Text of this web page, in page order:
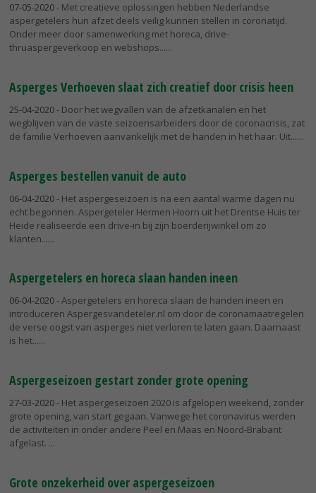
07-05-2020- Met creatieve oplossingen hebben Nederlandse
aspergetelers hun afzet deels veilig kunnen stellen in coronatijd.
Onder meer door samenwerking met horeca, drive-
thruaspergeverkoop en webshops...
Asperges Verhoeven slaat zich creatief door crisis heen
25-04-2020- Door het wegvallen van de afzetkanalen en het
wegblijven van de vaste seizoensarbeiders door de coronacrisis, zat
de familie Verhoeven aanvankelijk met de handen in het haar. Uit...
Asperges bestellen vanuit de auto
06-04-2020- Het aspergeseizoen is na een aantal warme dagen nu
echt begonnen. Aspergeteler Hermen Hoorn uit het Drentse Huis ter
Heide realiseerde een drive-in bij zijn boerderijwinkel om zo
klanten...
Aspergetelers en horeca slaan handen ineen
06-04-2020- Aspergetelers en horeca slaan de handen ineen en
introduceren Aspergesvandeteler.nl om door de coronamaatregelen
de verse oogst van asperges niet verloren te laten gaan. Daarnaast
is het...
Aspergeseizoen gestart zonder grote opening
27-03-2020- Het aspergeseizoen 2020 is afgelopen weekend, zonder
grote opening, van start gegaan. Vanwege het coronavirus werden
de activiteiten in onder andere Peel en Maas en Noord-Brabant
afgelast.
Grote onzekerheid over aspergeseizoen